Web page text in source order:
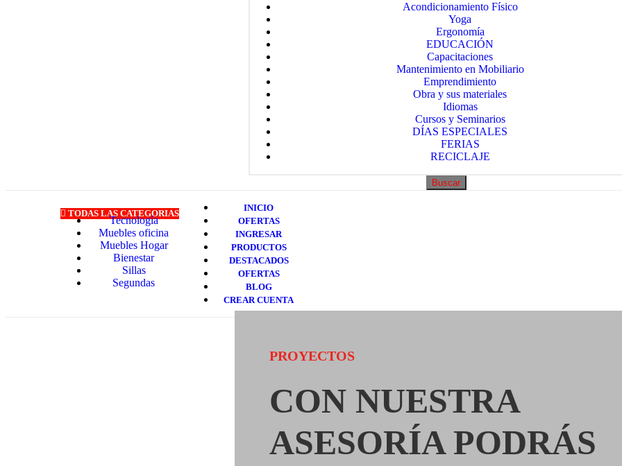
Acondicionamiento Físico
Yoga
Ergonomía
EDUCACIÓN
Capacitaciones
Mantenimiento en Mobiliario
Emprendimiento
Obra y sus materiales
Idiomas
Cursos y Seminarios
DÍAS ESPECIALES
FERIAS
RECICLAJE
Buscar
TODAS LAS CATEGORIAS
Tecnología
Muebles oficina
Muebles Hogar
Bienestar
Sillas
Segundas
INICIO
OFERTAS
INGRESAR
PRODUCTOS
DESTACADOS
OFERTAS
BLOG
CREAR CUENTA
PROYECTOS
CON NUESTRA
ASESORÍA PODRÁS